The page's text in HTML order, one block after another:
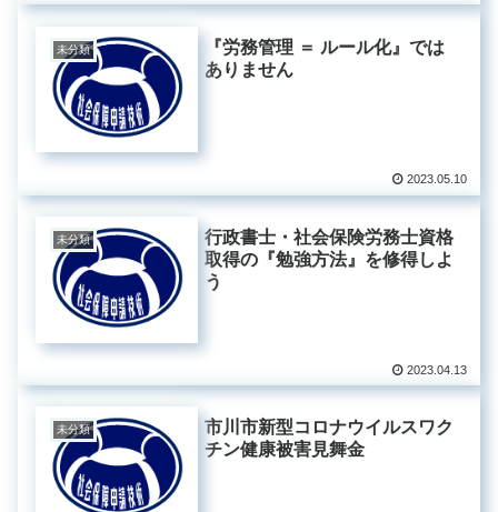
未分類
『労務管理 ＝ ルール化』では
ありません
2023.05.10
未分類
行政書士・社会保険労務士資格
取得の『勉強方法』を修得しよ
う
2023.04.13
未分類
市川市新型コロナウイルスワク
チン健康被害見舞金